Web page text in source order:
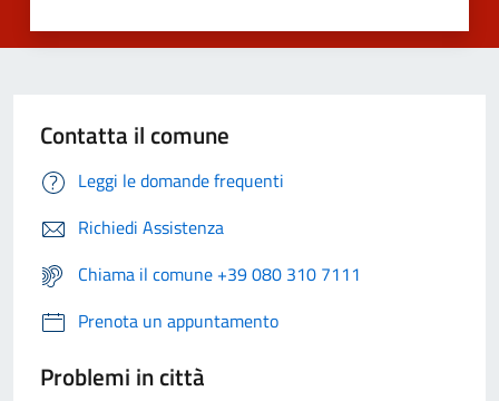
Contatta il comune
Leggi le domande frequenti
Richiedi Assistenza
Chiama il comune +39 080 310 7111
Prenota un appuntamento
Problemi in città